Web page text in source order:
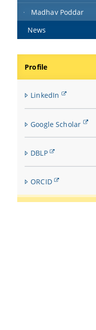
Madhav Poddar
News
Profile
LinkedIn
Google Scholar
DBLP
ORCID